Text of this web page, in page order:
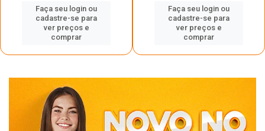
Faça seu login ou
cadastre-se para
ver preços e
comprar
Faça seu login ou
cadastre-se para
ver preços e
comprar